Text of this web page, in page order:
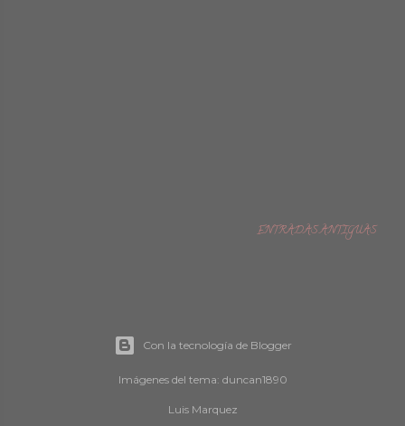
ENTRADAS ANTIGUAS
Con la tecnología de Blogger
Imágenes del tema: duncan1890
Luis Marquez